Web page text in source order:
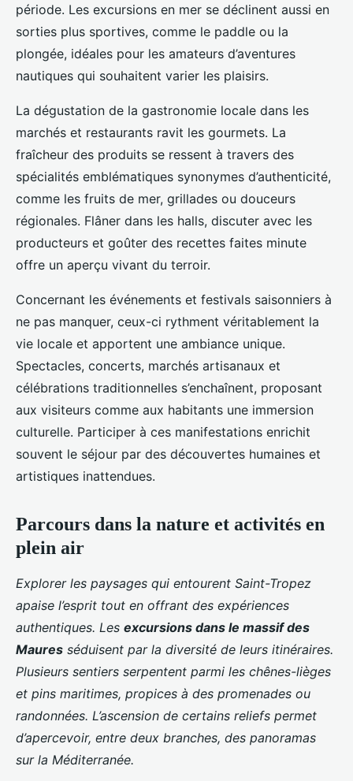
période. Les excursions en mer se déclinent aussi en
sorties plus sportives, comme le paddle ou la
plongée, idéales pour les amateurs d’aventures
nautiques qui souhaitent varier les plaisirs.
La dégustation de la gastronomie locale dans les
marchés et restaurants ravit les gourmets. La
fraîcheur des produits se ressent à travers des
spécialités emblématiques synonymes d’authenticité,
comme les fruits de mer, grillades ou douceurs
régionales. Flâner dans les halls, discuter avec les
producteurs et goûter des recettes faites minute
offre un aperçu vivant du terroir.
Concernant les événements et festivals saisonniers à
ne pas manquer, ceux-ci rythment véritablement la
vie locale et apportent une ambiance unique.
Spectacles, concerts, marchés artisanaux et
célébrations traditionnelles s’enchaînent, proposant
aux visiteurs comme aux habitants une immersion
culturelle. Participer à ces manifestations enrichit
souvent le séjour par des découvertes humaines et
artistiques inattendues.
Parcours dans la nature et activités en
plein air
Explorer les paysages qui entourent Saint-Tropez
apaise l’esprit tout en offrant des expériences
authentiques. Les excursions dans le massif des
Maures séduisent par la diversité de leurs itinéraires.
Plusieurs sentiers serpentent parmi les chênes-lièges
et pins maritimes, propices à des promenades ou
randonnées. L’ascension de certains reliefs permet
d’apercevoir, entre deux branches, des panoramas
sur la Méditerranée.